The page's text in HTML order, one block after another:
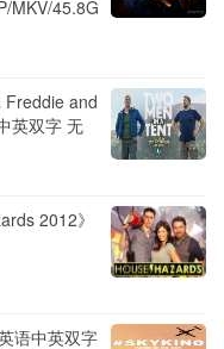
MKV/45.8G
Freddie and
英双字 无
2012》
语中英双字